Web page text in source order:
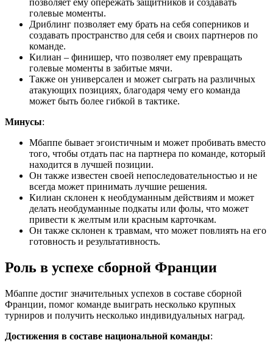
позволяет ему опережать защитников и создавать
голевые моменты.
Дриблинг позволяет ему брать на себя соперников и
создавать пространство для себя и своих партнеров по
команде.
Килиан – финишер, что позволяет ему превращать
голевые моменты в забитые мячи.
Также он универсален и может сыграть на различных
атакующих позициях, благодаря чему его команда
может быть более гибкой в тактике.
Минусы:
Мбаппе бывает эгоистичным и может пробивать вместо
того, чтобы отдать пас на партнера по команде, который
находится в лучшей позиции.
Он также известен своей непоследовательностью и не
всегда может принимать лучшие решения.
Килиан склонен к необдуманным действиям и может
делать необдуманные подкаты или фолы, что может
привести к желтым или красным карточкам.
Он также склонен к травмам, что может повлиять на его
готовность и результативность.
Роль в успехе сборной Франции
Мбаппе достиг значительных успехов в составе сборной
Франции, помог команде выиграть несколько крупных
турниров и получить несколько индивидуальных наград.
Достижения в составе национальной команды: